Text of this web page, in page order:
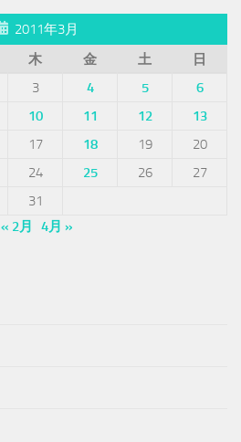
2011年3月
木 金 土
日
3 4 5
6
10 11 12
13
17 18 19
20
24 25 26
27
31
« 2月
4月 »